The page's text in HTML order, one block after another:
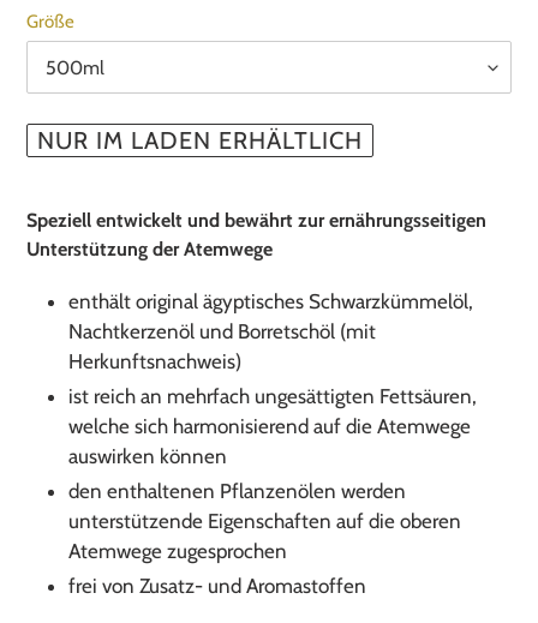
Größe
NUR IM LADEN ERHÄLTLICH
wird
zum
hinzugefügt
Speziell entwickelt und bewährt zur ernährungsseitigen
Unterstützung der Atemwege
enthält original ägyptisches Schwarzkümmelöl,
Nachtkerzenöl und Borretschöl (mit
Herkunftsnachweis)
ist reich an mehrfach ungesättigten Fettsäuren,
welche sich harmonisierend auf die Atemwege
auswirken können
den enthaltenen Pflanzenölen werden
unterstützende Eigenschaften auf die oberen
Atemwege zugesprochen
frei von Zusatz- und Aromastoffen